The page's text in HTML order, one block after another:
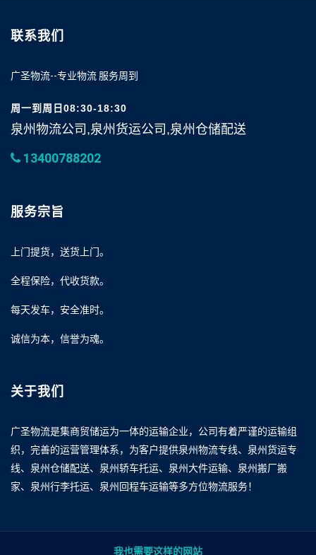
联系我们
广圣物流--专业物流 服务周到
周一到周日08:30-18:30
泉州物流公司,泉州货运公司,泉州仓储配送
13400788202
服务宗旨
上门提货，送货上门。
全程保险，代收货款。
每天发车，安全准时。
诚信为本，信誉为魂。
关于我们
广圣物流是集商贸储运为一体的运输企业，公司有着严谨的运输组
织，完善的运营管理体系，为客户提供泉州物流专线、泉州货运专
线、泉州仓储配送、泉州轿车托运、泉州大件运输、泉州搬厂搬
家、泉州行李托运、泉州回程车运输等多方位物流服务！
我也需要这样的网站